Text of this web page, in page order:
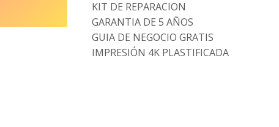
KIT DE REPARACION
GARANTIA DE 5 AÑOS
GUIA DE NEGOCIO GRATIS
IMPRESIÓN 4K PLASTIFICADA